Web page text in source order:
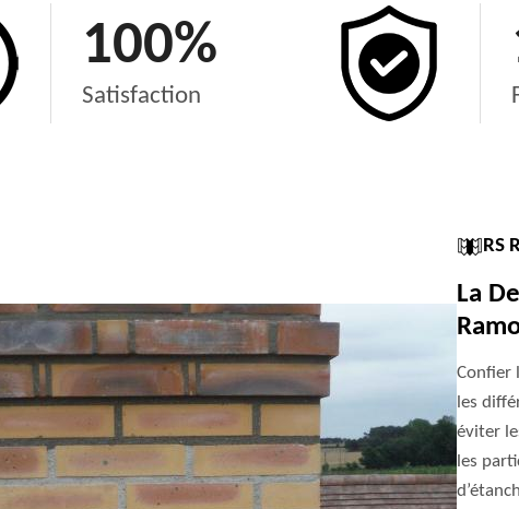
100%
Satisfaction
RS
La
Confier
les
éviter
les